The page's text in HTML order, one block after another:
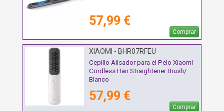
57,99 €
Comprar
XIAOMI - BHR07RFEU
Cepillo Alisador para el Pelo Xiaomi
Cordless Hair Straightener Brush/
Blanco
57,99 €
Comprar